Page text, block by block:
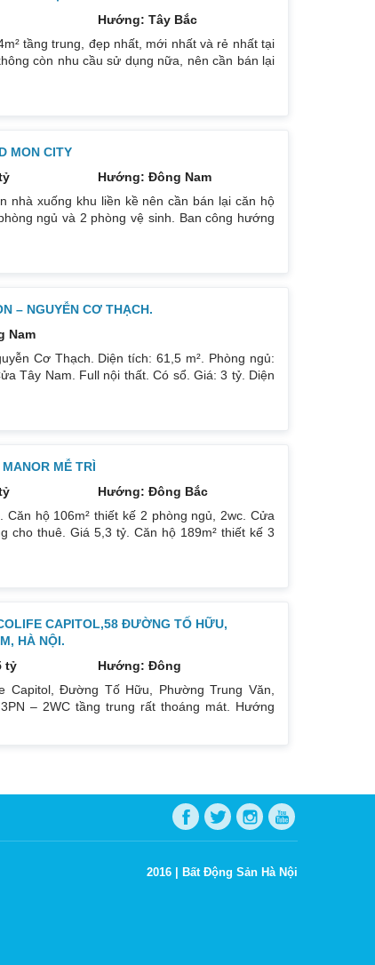
Hướng: Tây Bắc
tầng trung, đẹp nhất, mới nhất và rẻ nhất tại
còn nhu cầu sử dụng nữa, nên cần bán lại
MON CITY
Hướng: Đông Nam
nhà xuống khu liền kề nên cần bán lại căn hộ
ngủ và 2 phòng vệ sinh. Ban công hướng
– NGUYỄN CƠ THẠCH.
Nam
Cơ Thạch. Diện tích: 61,5 m². Phòng ngủ:
Tây Nam. Full nội thất. Có sổ. Giá: 3 tỷ. Diện
MỄ TRÌ
Hướng: Đông Bắc
hộ 106m² thiết kế 2 phòng ngủ, 2wc. Cửa
cho thuê. Giá 5,3 tỷ. Căn hộ 189m² thiết kế 3
CAPITOL,58 ĐƯỜNG TỐ HỮU,
HÀ NỘI.
tỷ
Hướng: Đông
Capitol, Đường Tố Hữu, Phường Trung Văn,
– 2WC tầng trung rất thoáng mát. Hướng
2016 | Bất Động Sản Hà Nội